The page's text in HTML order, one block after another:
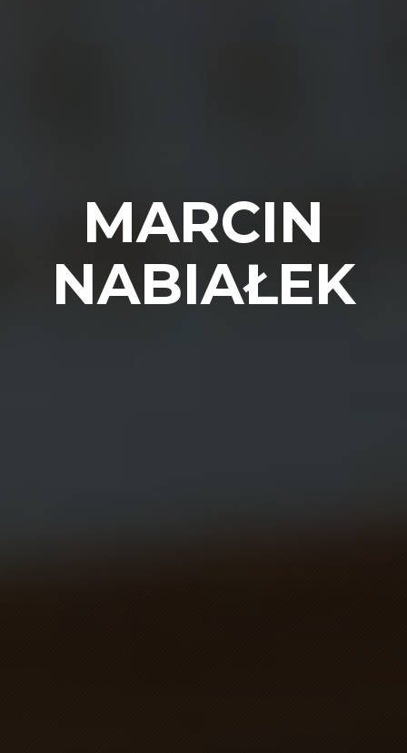
MARCIN
NABIAŁEK